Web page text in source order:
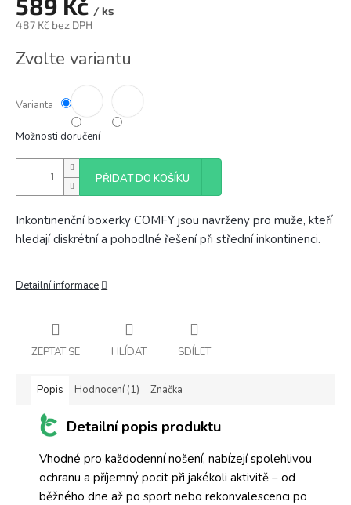
/ ks
487 Kč bez DPH
cena:
Zvolte variantu
Varianta
Možnosti doručení
PŘIDAT DO KOŠÍKU
Inkontinenční boxerky COMFY jsou navrženy pro muže, kteří
hledají diskrétní a pohodlné řešení při střední inkontinenci.
Detailní informace
ZEPTAT SE HLÍDAT SDÍLET
Popis Hodnocení (1) Značka
Detailní popis produktu
Vhodné pro každodenní nošení, nabízejí spolehlivou
ochranu a příjemný pocit při jakékoli aktivitě – od
běžného dne až po sport nebo rekonvalescenci po